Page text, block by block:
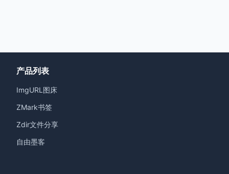
产品列表
ImgURL图床
ZMark书签
Zdir文件分享
自由墨客